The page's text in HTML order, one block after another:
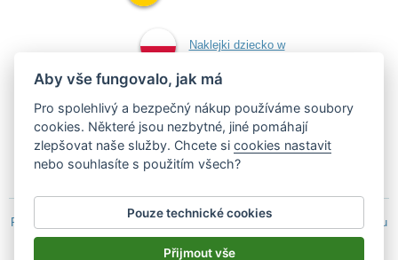
Naklejki dziecko w
aucie
Samolepky dítě v autě
Podle zákona o evidenci tržeb je prodávající povinen vystavit kupujícímu
účtenku.
Zároveň je povinen zaevidovat přijatou tržbu u správce daně on-line; v
Aby vše fungovalo, jak má
Pro spolehlivý a bezpečný nákup používáme soubory
cookies. Některé jsou nezbytné, jiné pomáhají
zlepšovat naše služby. Chcete sicookies nastavit
nebo souhlasíte s použitím všech?
Pouze technické cookies
Přijmout vše